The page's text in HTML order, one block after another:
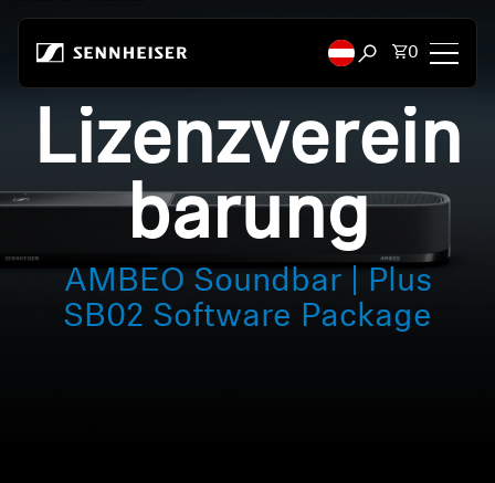
Suchfenster
Artikel im
0
Kopfhörer
Konnektivität
Verwendungszweck
Lizenzverein
barung
AMBEO Soundbar | Plus
SB02 Software Package